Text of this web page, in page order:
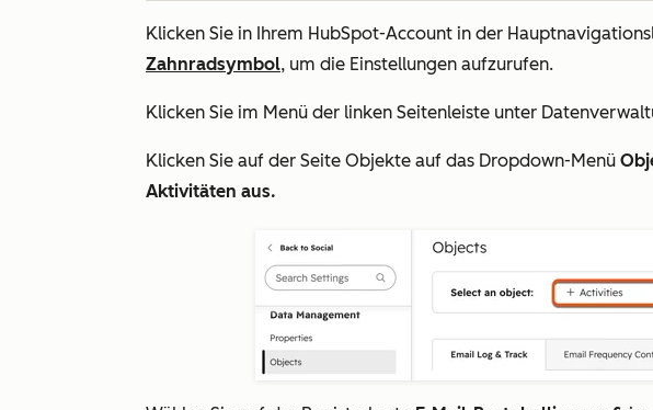
Klicken Sie in Ihrem HubSpot-Account in der
Zahnradsymbol, um die Einstellungen aufzurufen.
Klicken Sie im Menü der linken Seitenleiste unter
Klicken Sie auf der Seite Objekte auf das Dropdown-Menü
Aktivitäten aus.